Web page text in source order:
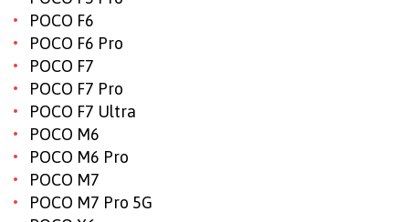
POCO F6
POCO F6 Pro
POCO F7
POCO F7 Pro
POCO F7 Ultra
POCO M6
POCO M6 Pro
POCO M7
POCO M7 Pro 5G